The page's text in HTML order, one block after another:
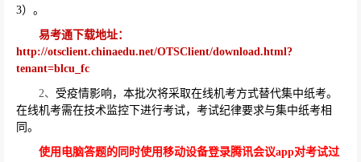
3）。
易考通下载地址：
http://otsclient.chinaedu.net/OTSClient/download.html?
tenant=blcu_fc
2、 受疫情影响，本批次将采取在线机考方式替代集中纸考。
在线机考需在技术监控下进行考试，考试纪律要求与集中纸考相
同。
使用电脑答题的同时使用移动设备登录腾讯会议app对考试过